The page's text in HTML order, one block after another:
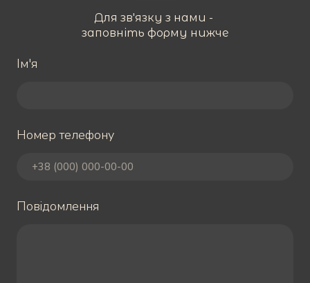
Для зв'язку з нами -
заповніть форму нижче
Ім'я
Номер телефону
Повідомлення